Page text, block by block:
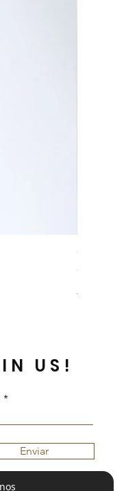
Collar
Price
COP
US!
Enviar